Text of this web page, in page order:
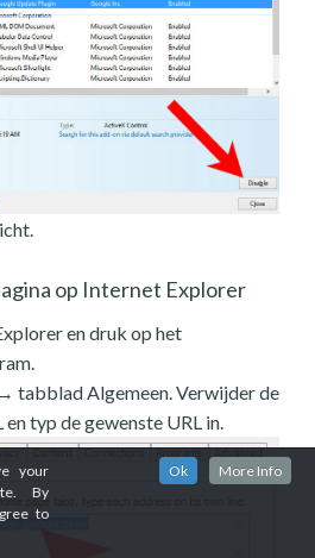
op Internet Explorer
en druk op het
tabblad Algemeen. Verwijder de
typ de gewenste URL in.
your
By
to
Ok More Info